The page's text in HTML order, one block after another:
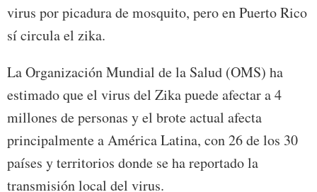
virus por picadura de mosquito, pero en Puerto Rico
sí circula el zika.
La Organización Mundial de la Salud (OMS) ha
estimado que el virus del Zika puede afectar a 4
millones de personas y el brote actual afecta
principalmente a América Latina, con 26 de los 30
países y territorios donde se ha reportado la
transmisión local del virus.